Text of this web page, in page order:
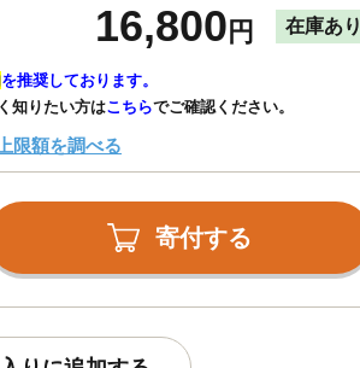
16,800 円 在庫あり
を推奨しております。
知りたい方はこちらでご確認ください。
上限額を調べる
寄付する